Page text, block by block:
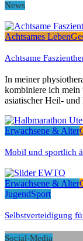
News
Achtsames Leben
Achtsame
In meiner
kombiniere ich mein
asiatischer Heil-
Erwachsene & Alter
Mobil und sportlich
Erwachsene & Alter
JugendSport
Selbstverteidigung
Social-Media